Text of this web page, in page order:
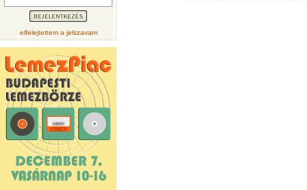
elfelejtettem a jelszavam